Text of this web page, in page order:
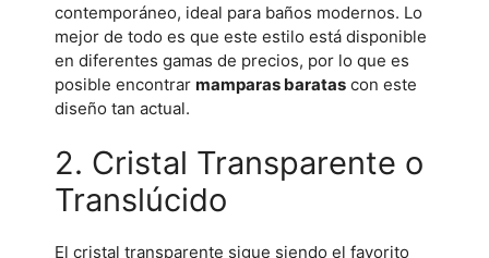
contemporáneo, ideal para baños modernos. Lo
mejor de todo es que este estilo está disponible
en diferentes gamas de precios, por lo que es
posible encontrar mamparas baratas con este
diseño tan actual.
2. Cristal Transparente o
Translúcido
El cristal transparente sigue siendo el favorito